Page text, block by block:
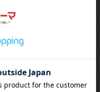
PT
PT
PT
PT